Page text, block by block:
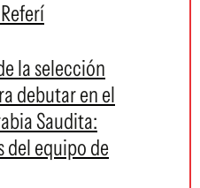
la selección
debutar en el
Saudita:
del equipo de